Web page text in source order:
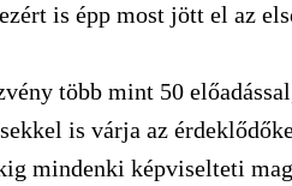
is épp most jött el az
több mint 50
sekkel is várja az
mindenki képviselteti